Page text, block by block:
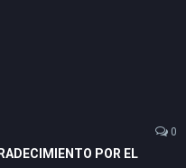
0
POR EL